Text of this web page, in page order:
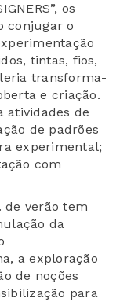
os
conjugar o
tintas, fios,
transforma-
e criação.
atividades de
de padrões
experimental;
com
de verão tem
da
a exploração
de noções
para